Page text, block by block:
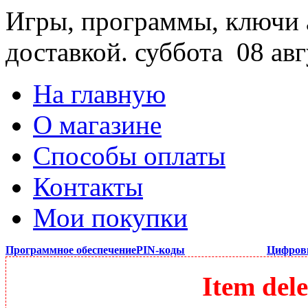
Игры, программы, ключи
доставкой. суббота 08
На главную
О магазине
Способы оплаты
Контакты
Мои покупки
Программное обеспечениеPIN-коды
Item